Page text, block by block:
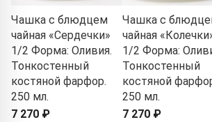
Чашка с блюдцем
чайная «Сердечки»
1/2 Форма: Оливия.
Тонкостенный
костяной фарфор.
250 мл.
7 270 ₽
Чашка с
чайная
1/2 Форма:
Тонкостенный
костяной
250 мл.
7 270 ₽